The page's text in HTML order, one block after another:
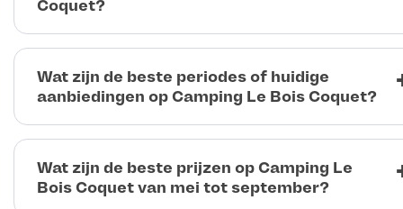
Coquet?
Wat zijn de beste periodes of huidige
aanbiedingen op Camping Le Bois Coquet?
Wat zijn de beste prijzen op Camping Le
Bois Coquet van mei tot september?